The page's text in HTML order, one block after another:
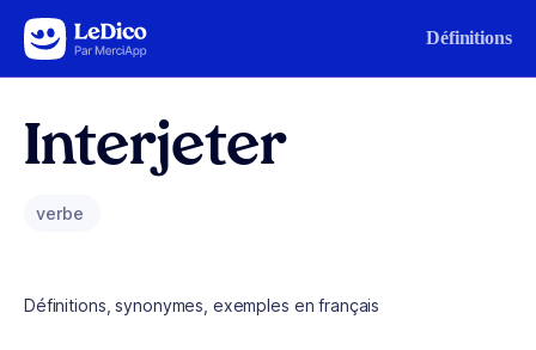
Aller au contenu Définitions
Interjeter
verbe
Définitions, synonymes, exemples en français